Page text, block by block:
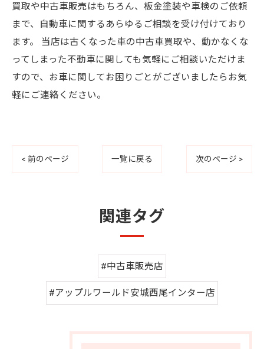
買取や中古車販売はもちろん、板金塗装や車検のご依頼
まで、自動車に関するあらゆるご相談を受け付けており
ます。 当店は古くなった車の中古車買取や、動かなくな
ってしまった不動車に関しても気軽にご相談いただけま
すので、お車に関してお困りごとがございましたらお気
軽にご連絡ください。
< 前のページ 一覧に戻る 次のページ >
関連タグ
#中古車販売店
#アップルワールド安城西尾インター店